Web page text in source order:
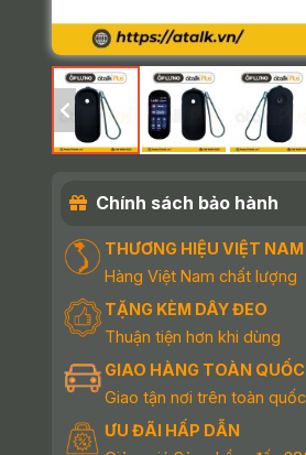
Chính sách bảo hành
THƯƠNG HIỆU VIỆT NAM
Hàng Việt Nam chất lượng
TẶNG KÈM DÂY ĐEO
Thuận tiện hơn khi dùng
GIAO HÀNG TOÀN QUỐC
Giao tận nơi trên toàn quốc
ƯU ĐÃI HẤP DẪN